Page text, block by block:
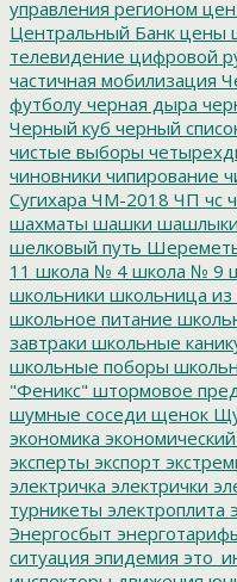
управления регионом
Центральный Банк цены
телевидение цифровой
частичная мобилизация
футболу черная дыра
Черный куб черный
чистые выборы
чиновники чипирование
Сугихара ЧМ-2018 ЧП чс
шахматы шашки шашлыки
шелковый путь
11 школа № 4 школа № 9
школьники школьница из
школьное питание
завтраки школьные
школьные поборы
"Феникс" штормовое
шумные соседи щенок
экономика
эксперты экспорт
электричка электрички
турникеты электроплита
Энергосбыт
ситуация эпидемия